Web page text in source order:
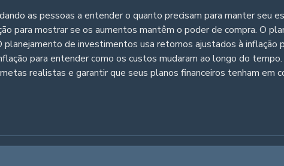
as pessoas a entender o quanto precisam para manter seu
para mostrar se os aumentos mantêm o poder de compra. O
de investimentos usa retornos ajustados à inflação
para entender como os custos mudaram ao longo do
realistas e garantir que seus planos financeiros tenham em